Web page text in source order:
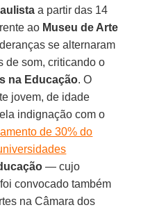
a partir das 14
ao Museu de Arte
se alternaram
de som, criticando o
na Educação. O
jovem, de idade
indignação com o
de 30% do
— cujo
convocado também
na Câmara dos